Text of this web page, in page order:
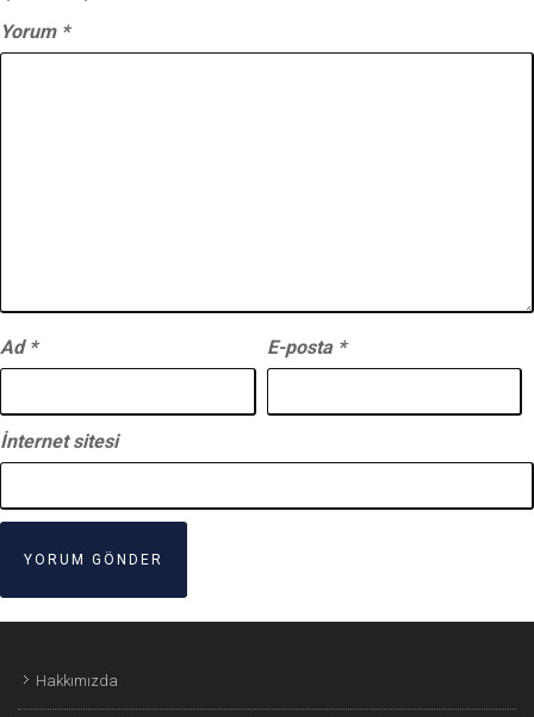
Yorum *
Ad * E-posta *
İnternet sitesi
Hakkımızda